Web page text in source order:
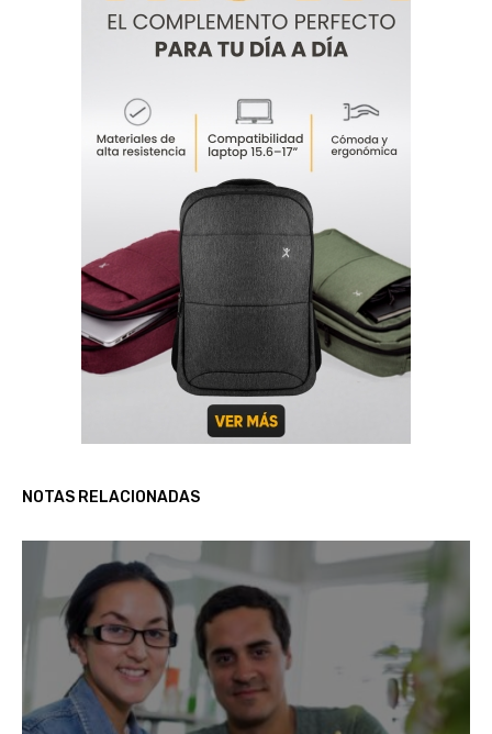
NOTAS RELACIONADAS